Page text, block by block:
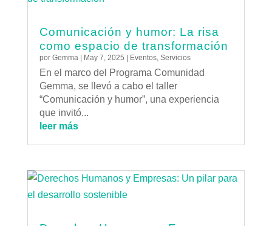
Comunicación y humor: La risa
como espacio de transformación
por Gemma| May 7, 2025 Eventos, Servicios
En el marco del Programa Comunidad
Gemma, se llevó a cabo el taller
“Comunicación y humor”, una experiencia
que invitó...
leer más